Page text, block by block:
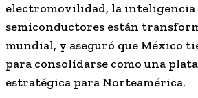
electromovilidad, la
semiconductores están
mundial, y aseguró que México
para consolidarse como una
estratégica para Norteamérica.